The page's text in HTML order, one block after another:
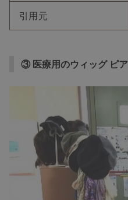
引用元
③ 医療用のウィッグ ピア